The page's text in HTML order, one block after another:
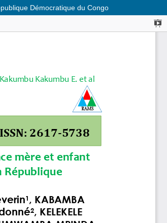
Démocratique du Congo